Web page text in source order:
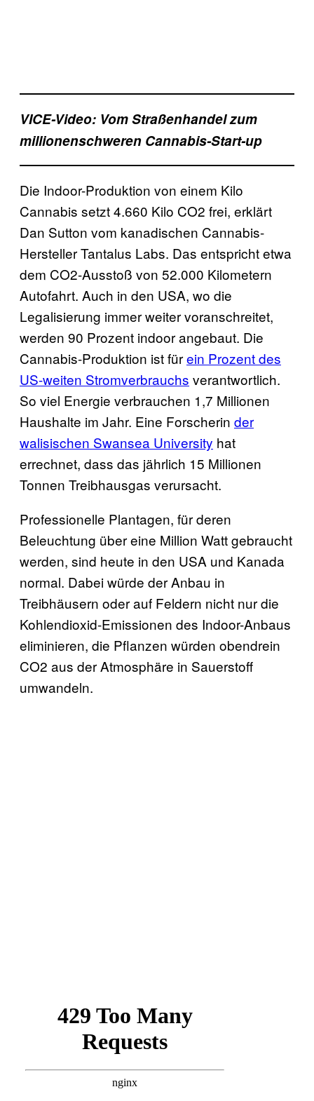
VICE-Video: Vom Straßenhandel zum
millionenschweren Cannabis-Start-up
Die Indoor-Produktion von einem Kilo
Cannabis setzt 4.660 Kilo CO2 frei, erklärt
Dan Sutton vom kanadischen Cannabis-
Hersteller Tantalus Labs. Das entspricht etwa
dem CO2-Ausstoß von 52.000 Kilometern
Autofahrt. Auch in den USA, wo die
Legalisierung immer weiter voranschreitet,
werden 90 Prozent indoor angebaut. Die
Cannabis-Produktion ist fürein Prozent des
US-weiten Stromverbrauchs verantwortlich.
So viel Energie verbrauchen 1,7 Millionen
Haushalte im Jahr. Eine Forscherin der
walisischen Swansea University hat
errechnet, dass das jährlich 15 Millionen
Tonnen Treibhausgas verursacht.
Professionelle Plantagen, für deren
Beleuchtung über eine Million Watt gebraucht
werden, sind heute in den USA und Kanada
normal. Dabei würde der Anbau in
Treibhäusern oder auf Feldern nicht nur die
Kohlendioxid-Emissionen des Indoor-Anbaus
eliminieren, die Pflanzen würden obendrein
CO2 aus der Atmosphäre in Sauerstoff
umwandeln.